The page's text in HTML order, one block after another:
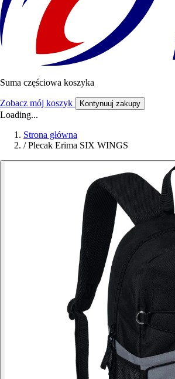
Suma częściowa koszyka
Zobacz mój koszyk Kontynuuj zakupy
Loading...
Strona główna
/ Plecak Erima SIX WINGS